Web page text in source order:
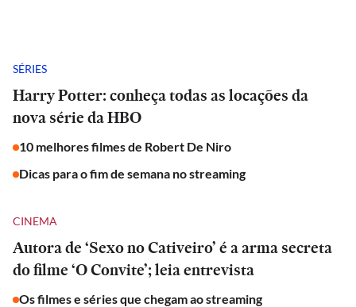
SÉRIES
Harry Potter: conheça todas as locações da
nova série da HBO
10 melhores filmes de Robert De Niro
Dicas para o fim de semana no streaming
CINEMA
Autora de ‘Sexo no Cativeiro’ é a arma secreta
do filme ‘O Convite’; leia entrevista
Os filmes e séries que chegam ao streaming